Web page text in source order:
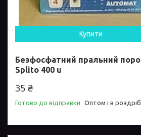
Купити
Безфосфатний пральний
Splito 400 u
35 ₴
Готово до відправки Оптом і в роздріб